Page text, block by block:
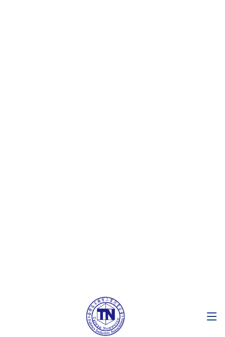
545011 南投縣埔里鎮中山路三段737號
仁里實業股份有限公司